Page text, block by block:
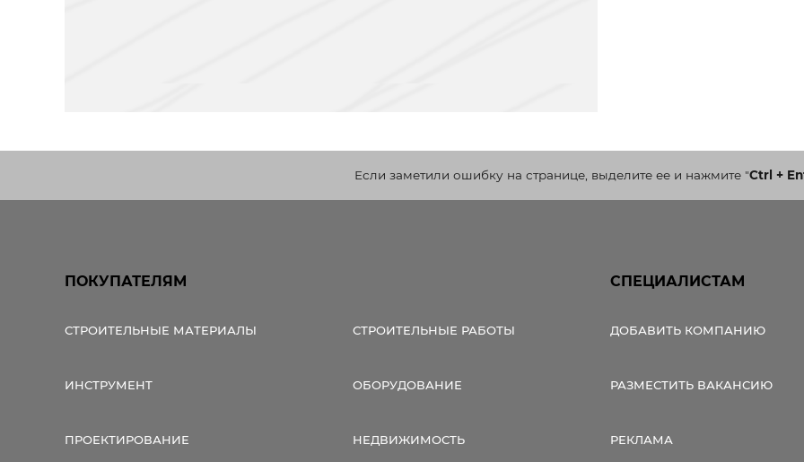
Если заметили ошибку на странице, выделите ее и нажмите"Ctrl +
ПОКУПАТЕЛЯМ
СТРОИТЕЛЬНЫЕ МАТЕРИАЛЫ СТРОИТЕЛЬНЫЕ РАБОТЫ
ИНСТРУМЕНТ ОБОРУДОВАНИЕ
ПРОЕКТИРОВАНИЕ НЕДВИЖИМОСТЬ
СПЕЦИАЛИСТАМ
ДОБАВИТЬ КОМПАНИЮ
РАЗМЕСТИТЬ ВАКАНСИЮ
РЕКЛАМА